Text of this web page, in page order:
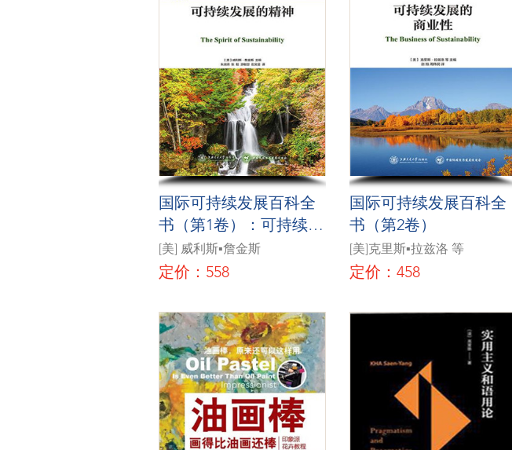
国际可持续发展百科全
书（第1卷）：可持续发
展的精神
[美] 威利斯▪詹金斯
定价：558
国际可持续发展百科全
书（第2卷）
[美]克里斯▪拉兹洛 等
定价：458